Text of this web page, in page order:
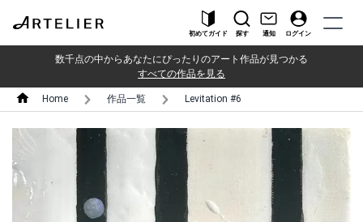
初めてガイド 探す 通知 ログイン
数千点の中からあなたにぴったりのアート作品が見つかる
すべての作品を見る
Home 作品一覧 Levitation #6